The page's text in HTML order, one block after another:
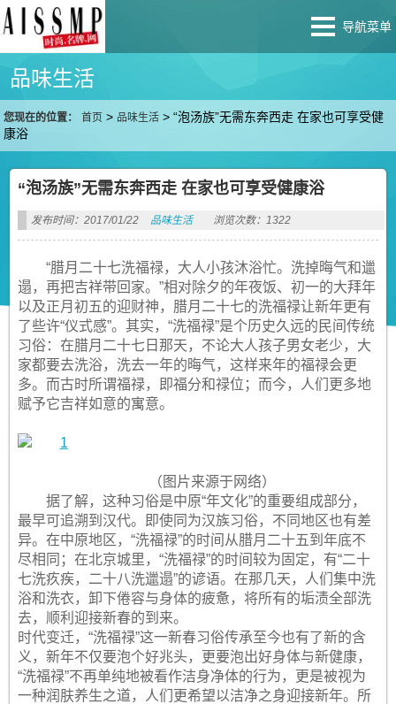
导航菜单
品味生活
您现在的位置： 首页 > 品味生活 >“泡汤族”无需东奔西走 在家也可享受健
康浴
“泡汤族”无需东奔西走 在家也可享受健康浴
发布时间：2017/01/22 品味生活 浏览次数：1322
“腊月二十七洗福禄，大人小孩沐浴忙。洗掉晦气和邋
遢，再把吉祥带回家。”相对除夕的年夜饭、初一的大拜年
以及正月初五的迎财神，腊月二十七的洗福禄让新年更有
了些许“仪式感”。其实，“洗福禄”是个历史久远的民间传统
习俗：在腊月二十七日那天，不论大人孩子男女老少，大
家都要去洗浴，洗去一年的晦气，这样来年的福禄会更
多。而古时所谓福禄，即福分和禄位；而今，人们更多地
赋予它吉祥如意的寓意。
（图片来源于网络）
据了解，这种习俗是中原“年文化”的重要组成部分，
最早可追溯到汉代。即使同为汉族习俗，不同地区也有差
异。在中原地区，“洗福禄”的时间从腊月二十五到年底不
尽相同；在北京城里，“洗福禄”的时间较为固定，有“二十
七洗疚疾，二十八洗邋遢”的谚语。在那几天，人们集中洗
浴和洗衣，卸下倦容与身体的疲惫，将所有的垢渍全部洗
去，顺利迎接新春的到来。
时代变迁，“洗福禄”这一新春习俗传承至今也有了新的含
义，新年不仅要泡个好兆头，更要泡出好身体与新健康，
“洗福禄”不再单纯地被看作洁身净体的行为，更是被视为
一种润肤养生之道，人们更希望以洁净之身迎接新年。所